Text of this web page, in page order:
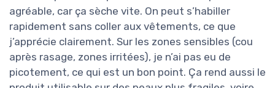
agréable, car ça sèche vite. On peut s’habiller
rapidement sans coller aux vêtements, ce que
j’apprécie clairement. Sur les zones sensibles (cou
après rasage, zones irritées), je n’ai pas eu de
picotement, ce qui est un bon point. Ça rend aussi le